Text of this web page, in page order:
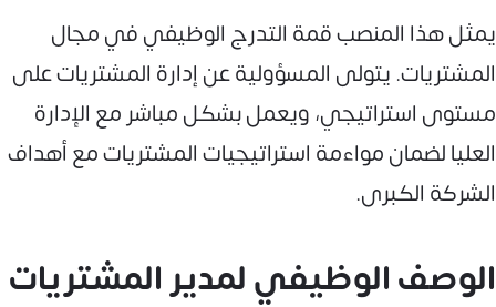
يمثل هذا المنصب قمة التدرج الوظيفي في مجال
المشتريات. يتولى المسؤولية عن إدارة المشتريات على
مستوى استراتيجي، ويعمل بشكل مباشر مع الإدارة
العليا لضمان مواءمة استراتيجيات المشتريات مع أهداف
الشركة الكبرى.
الوصف الوظيفي لمدير المشتريات